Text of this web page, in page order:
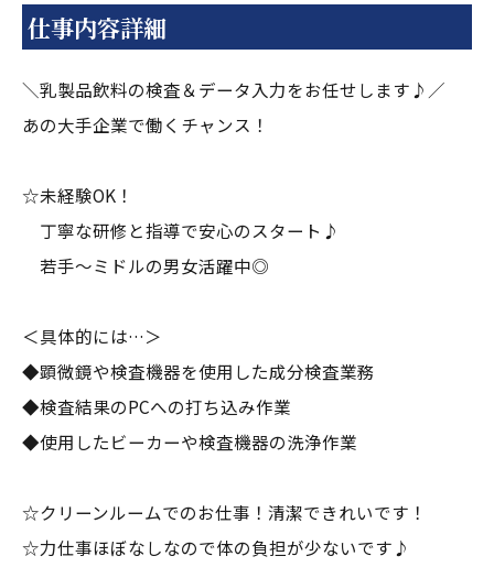
仕事内容詳細
＼乳製品飲料の検査＆データ入力をお任せします♪／
あの大手企業で働くチャンス！
☆未経験OK！
丁寧な研修と指導で安心のスタート♪
若手～ミドルの男女活躍中◎
＜具体的には…＞
◆顕微鏡や検査機器を使用した成分検査業務
◆検査結果のPCへの打ち込み作業
◆使用したビーカーや検査機器の洗浄作業
☆クリーンルームでのお仕事！清潔できれいです！
☆力仕事ほぼなしなので体の負担が少ないです♪